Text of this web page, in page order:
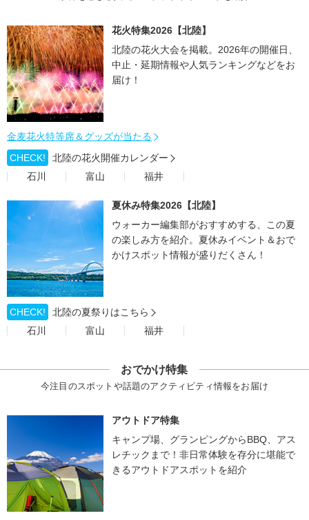
花火特集2026【北陸】
北陸の花火大会を掲載。2026年の開催日、
中止・延期情報や人気ランキングなどをお
届け！
金麦花火特等席＆グッズが当たる
CHECK!
北陸の花火開催カレンダー
石川
富山 福井
夏休み特集2026【北陸】
ウォーカー編集部がおすすめする、この夏
の楽しみ方を紹介。夏休みイベント＆おで
かけスポット情報が盛りだくさん！
CHECK!
北陸の夏祭りはこちら
石川
富山 福井
おでかけ特集
今注目のスポットや話題のアクティビティ情報をお届け
アウトドア特集
キャンプ場、グランピングからBBQ、アス
レチックまで！非日常体験を存分に堪能で
きるアウトドアスポットを紹介